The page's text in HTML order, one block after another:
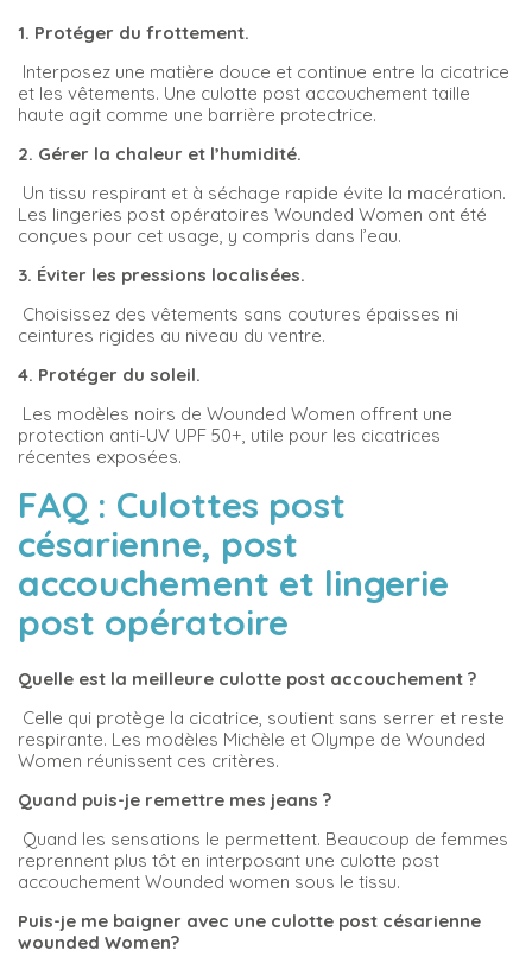
1. Protéger du frottement.
Interposez une matière douce et continue entre la cicatrice
et les vêtements. Une culotte post accouchement taille
haute agit comme une barrière protectrice.
2. Gérer la chaleur et l’humidité.
Un tissu respirant et à séchage rapide évite la macération.
Les lingeries post opératoires Wounded Women ont été
conçues pour cet usage, y compris dans l’eau.
3. Éviter les pressions localisées.
Choisissez des vêtements sans coutures épaisses ni
ceintures rigides au niveau du ventre.
4. Protéger du soleil.
Les modèles noirs de Wounded Women offrent une
protection anti-UV UPF 50+, utile pour les cicatrices
récentes exposées.
FAQ : Culottes post
césarienne, post
accouchement et lingerie
post opératoire
Quelle est la meilleure culotte post accouchement ?
Celle qui protège la cicatrice, soutient sans serrer et reste
respirante. Les modèles Michèle et Olympe de Wounded
Women réunissent ces critères.
Quand puis-je remettre mes jeans ?
Quand les sensations le permettent. Beaucoup de femmes
reprennent plus tôt en interposant une culotte post
accouchement Wounded women sous le tissu.
Puis-je me baigner avec une culotte post césarienne
wounded Women?